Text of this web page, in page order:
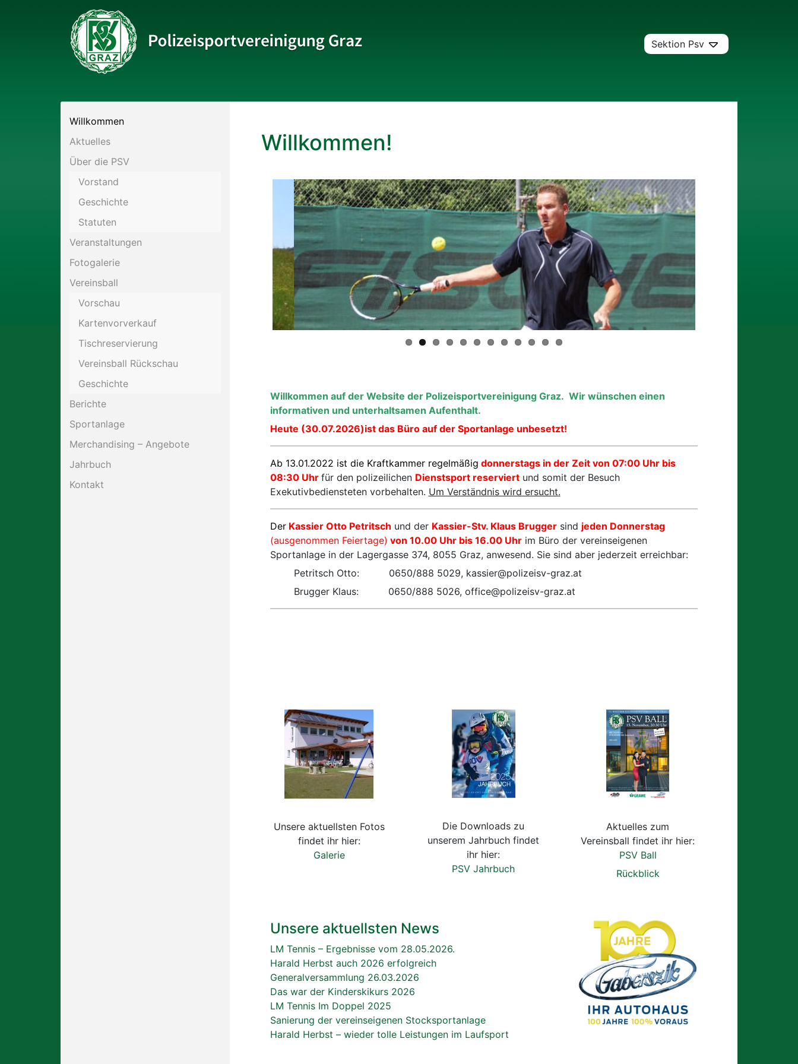
Sektion Psv
PSV Allgemein
Eis- und Stocksport
Golf
Historisches Fechten
Laufsport
Radsport
Ski
Willkommen
Aktuelles
Über die PSV
Vorstand
Geschichte
Statuten
Veranstaltungen
Fotogalerie
Vereinsball
Vorschau
Kartenvorverkauf
Tischreservierung
Vereinsball Rückschau
Geschichte
Berichte
Sportanlage
Merchandising – Angebote
Jahrbuch
Kontakt
Willkommen!
Willkommen auf der Website der Polizeisportvereinigung Graz. Wir wünschen einen
informativen und unterhaltsamen Aufenthalt.
Heute (30.07.2026)ist das Büro auf der Sportanlage unbesetzt!
Ab 13.01.2022 ist die Kraftkammer regelmäßig donnerstags in der Zeit von 07:00 Uhr bis
08:30 Uhr für den polizeilichen Dienstsport reserviertund somit der Besuch
Exekutivbediensteten vorbehalten. Um Verständnis wird ersucht.
DerKassier Otto Petritsch und der Kassier-Stv. Klaus Bruggersind jeden Donnerstag
(ausgenommen Feiertage) von 10.00 Uhr bis 16.00 Uhrim Büro der vereinseigenen
Sportanlage in der Lagergasse 374, 8055 Graz, anwesend. Sie sind aber jederzeit erreichbar:
Petritsch Otto: 0650/888 5029, kassier@polizeisv-graz.at
Brugger Klaus: 0650/888 5026, office@polizeisv-graz.at
Unsere aktuellsten Fotos
findet ihr hier:
Galerie
Die Downloads zu
unserem Jahrbuch findet
ihr hier:
PSV Jahrbuch
Aktuelles zum
Vereinsball findet ihr hier:
PSV Ball
Rückblick
Unsere aktuellsten News
LM Tennis – Ergebnisse vom 28.05.2026.
Harald Herbst auch 2026 erfolgreich
Generalversammlung 26.03.2026
Das war der Kinderskikurs 2026
LM Tennis Im Doppel 2025
Sanierung der vereinseigenen Stocksportanlage
Harald Herbst – wieder tolle Leistungen im Laufsport